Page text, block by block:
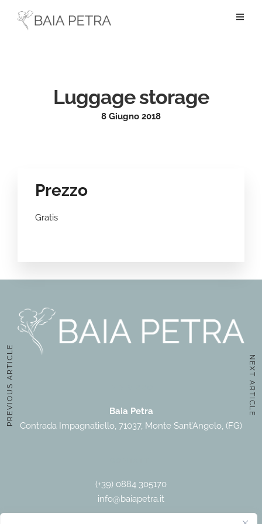
Luggage storage
8 Giugno 2018
Prezzo
Gratis
PREVIOUS ARTICLE NEXT ARTICLE
Baia Petra
Contrada Impagnatiello, 71037, Monte Sant’Angelo, (FG)
(+39) 0884 305170
info@baiapetra.it